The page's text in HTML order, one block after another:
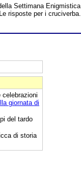
Settimana Enigmistica
risposte per i cruciverba.
giornata di
del tardo
di storia